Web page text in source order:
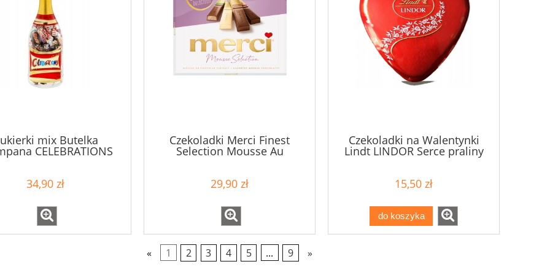
mix Butelka
CELEBRATIONS
34,90 zł
Czekoladki Merci Finest
Selection Mousse Au
29,90 zł
Czekoladki na Walentynki
Lindt LINDOR Serce praliny
czekolada mleczna 50g
15,50 zł
do koszyka
« 1 2 3 4 5 ... 9 »